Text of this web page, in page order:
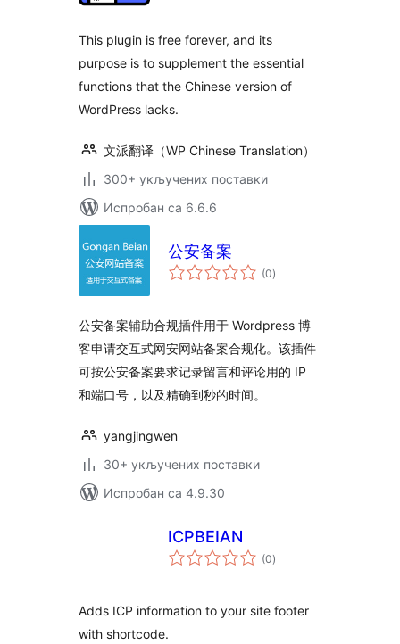
This plugin is free forever, and its
purpose is to supplement the essential
functions that the Chinese version of
WordPress lacks.
文派翻译（WP Chinese Translation）
300+ укључених поставки
Испробан са 6.6.6
公安备案
(0укупних
оцена
)
公安备案辅助合规插件用于 Wordpress 博
客申请交互式网安网站备案合规化。该插件
可按公安备案要求记录留言和评论用的 IP
和端口号，以及精确到秒的时间。
yangjingwen
30+ укључених поставки
Испробан са 4.9.30
ICPBEIAN
(0укупних
оцена
)
Adds ICP information to your site footer
with shortcode.